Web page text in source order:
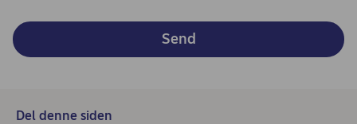
Send
Del denne siden